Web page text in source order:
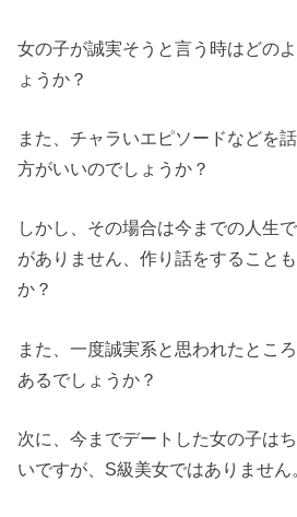
女の子が誠実そうと言う時はどの
ょうか？
また、チャラいエピソードなどを
方がいいのでしょうか？
しかし、その場合は今までの人生
がありません、作り話をすること
か？
また、一度誠実系と思われたとこ
あるでしょうか？
次に、今までデートした女の子は
いですが、S級美女ではありません